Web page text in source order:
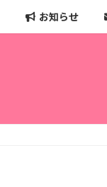
お知らせ